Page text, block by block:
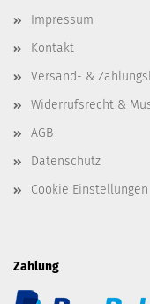
Impressum
Kontakt
Versand- &
Widerrufsrecht &
AGB
Datenschutz
Cookie Einstellungen
Zahlung